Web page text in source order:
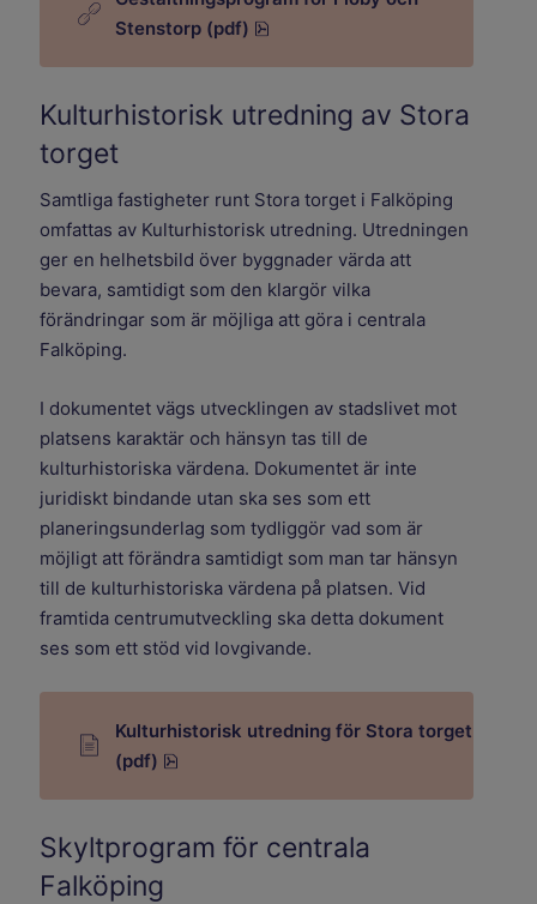
Stenstorp (pdf)
Kulturhistorisk utredning av Stora
torget
Samtliga fastigheter runt Stora torget i Falköping
omfattas av Kulturhistorisk utredning. Utredningen
ger en helhetsbild över byggnader värda att
bevara, samtidigt som den klargör vilka
förändringar som är möjliga att göra i centrala
Falköping.
I dokumentet vägs utvecklingen av stadslivet mot
platsens karaktär och hänsyn tas till de
kulturhistoriska värdena. Dokumentet är inte
juridiskt bindande utan ska ses som ett
planeringsunderlag som tydliggör vad som är
möjligt att förändra samtidigt som man tar hänsyn
till de kulturhistoriska värdena på platsen. Vid
framtida centrumutveckling ska detta dokument
ses som ett stöd vid lovgivande.
Kulturhistorisk utredning för Stora torget
(pdf)
Skyltprogram för centrala
Falköping